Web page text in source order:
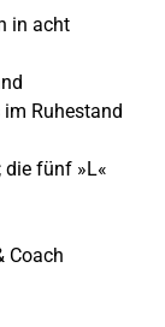
in acht
Ruhestand
die fünf »L«
Coach